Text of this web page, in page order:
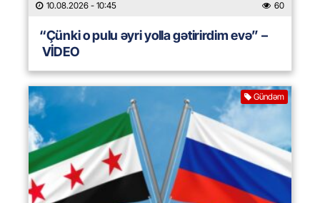
10.08.2026 - 10:45 60
“Çünki o pulu əyri yolla gətirirdim evə” –
VİDEO
Gündəm